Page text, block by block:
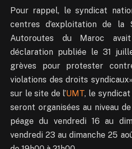
Pour rappel, le syndicat
centres d’exploitation de la
Autoroutes du Maroc
déclaration publiée le 31
grèves pour protester
violations des droits
sur le site de l’UMT, le
seront organisées au niveau
péage du vendredi 16 au
vendredi 23 au dimanche 25